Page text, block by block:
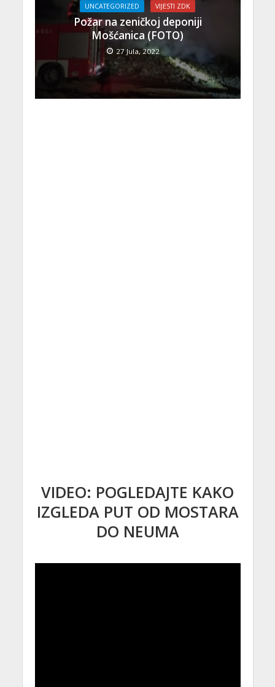
UNCATEGORIZED VIJESTI ZDK
Požar na zeničkoj deponiji
Mošćanica (FOTO)
27 Jula, 2022
VIDEO: POGLEDAJTE KAKO
IZGLEDA PUT OD MOSTARA
DO NEUMA